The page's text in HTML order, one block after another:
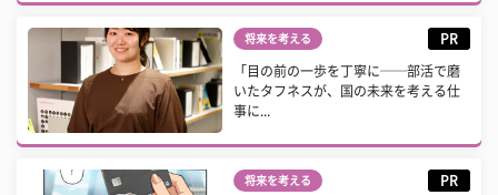
将来を考える PR
「目の前の一歩を丁寧に──部活で磨
いたタフネスが、国の未来を考える仕
事に...
将来を考える PR